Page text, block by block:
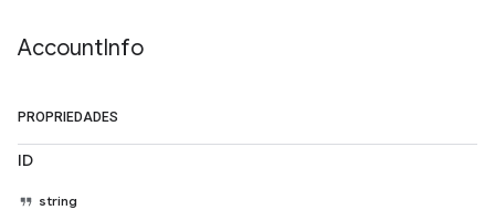
AccountInfo
PROPRIEDADES
ID
string